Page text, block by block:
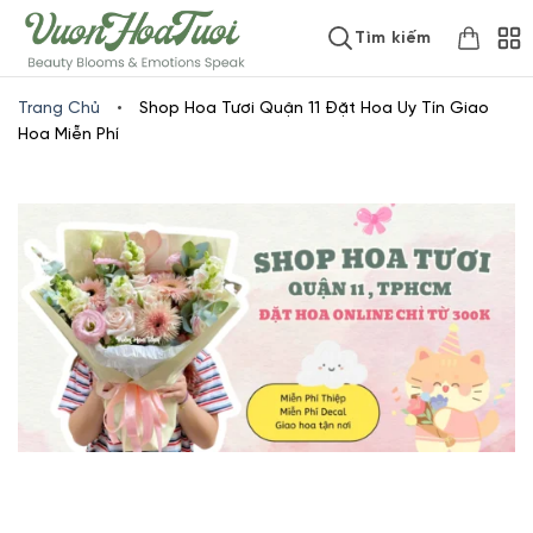
www.vuonhoatuoi.vnSkip
to
content
Tìm kiếm
Trang Chủ •
Shop Hoa Tươi Quận 11 Đặt Hoa Uy Tín Giao
Hoa Miễn Phí